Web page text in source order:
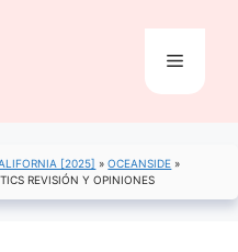
Menú
[2025] »OCEANSIDE »
REVISIÓN Y OPINIONES